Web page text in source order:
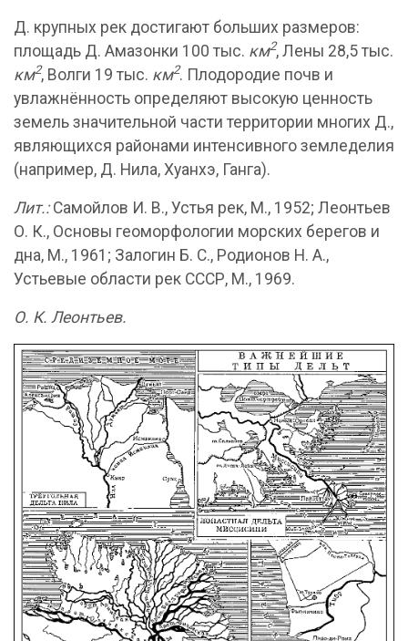
Д. крупных рек достигают больших размеров:
площадь Д. Амазонки 100 тыс. км2, Лены 28,5 тыс.
км2, Волги 19 тыс. км2. Плодородие почв и
увлажнённость определяют высокую ценность
земель значительной части территории многих Д.,
являющихся районами интенсивного земледелия
(например, Д. Нила, Хуанхэ, Ганга).
Лит.:Самойлов И. В., Устья рек, М., 1952; Леонтьев
О. К., Основы геоморфологии морских берегов и
дна, М., 1961; Залогин Б. С., Родионов Н. А.,
Устьевые области рек СССР, М., 1969.
О. К. Леонтьев.